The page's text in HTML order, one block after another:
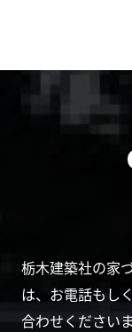
栃木建築社の家
は、お電話もし
合わせくださいま